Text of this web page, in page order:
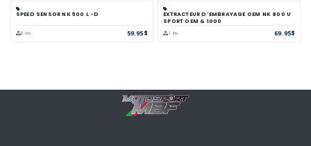
SPEED SENSOR NK 500 L -D
8 inv. 59.95$
EXTRACTEUR D'EMBRAYAGE OEM NK 800 U
SPORT OEM & 1000
1 inv. 69.95$